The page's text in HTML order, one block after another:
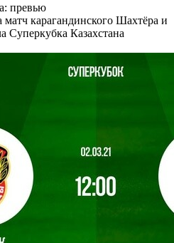
превью
матч карагандинского Шахтёра и
Суперкубка Казахстана